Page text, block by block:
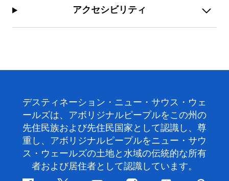
アクセシビリティ
デスティネーション・ニュー・サウス・ウェ
ールズは、アボリジナルピープルをこの州の
先住民族および先住民国家として認識し、尊
重し、アボリジナルピープルをニュー・サウ
ス・ウェールズの土地と水域の伝統的な所有
者および居住者として認識しています。